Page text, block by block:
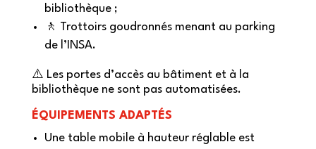
bibliothèque ;
🚶 Trottoirs goudronnés menant au parking
de l’INSA.
⚠️ Les portes d’accès au bâtiment et à la
bibliothèque ne sont pas automatisées.
ÉQUIPEMENTS ADAPTÉS
Une table mobile à hauteur réglable est